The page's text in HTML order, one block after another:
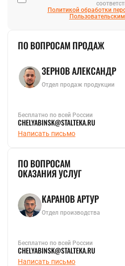
Политикой обработки
ПО ВОПРОСАМ ПРОДАЖ
ЗЕРНОВ АЛЕКСАНДР
Отдел продаж продукции
Бесплатно по всей России
CHELYABINSK@STALTEKA.RU
Написать письмо
ПО ВОПРОСАМ
ОКАЗАНИЯ УСЛУГ
КАРАНОВ АРТУР
Отдел производства
Бесплатно по всей России
CHELYABINSK@STALTEKA.RU
Написать письмо